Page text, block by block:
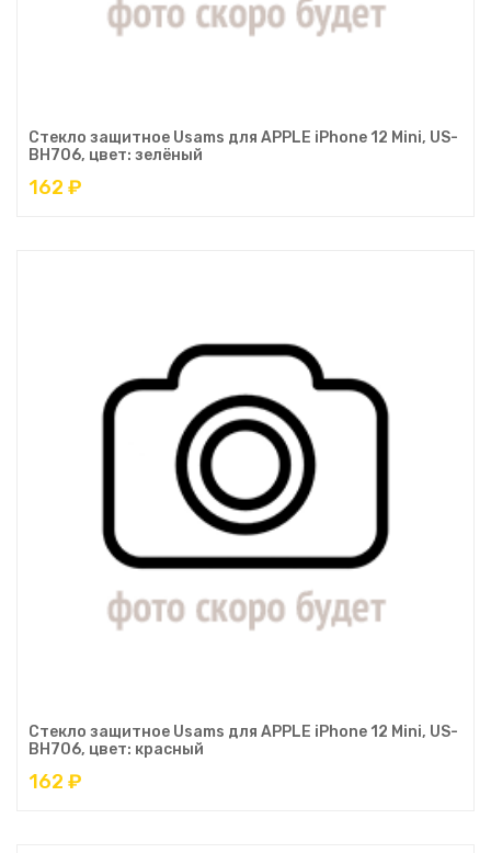
Стекло защитное Usams для APPLE iPhone 12 Mini, US-
BH706, цвет: зелёный
162 ₽
Стекло защитное Usams для APPLE iPhone 12 Mini, US-
BH706, цвет: красный
162 ₽